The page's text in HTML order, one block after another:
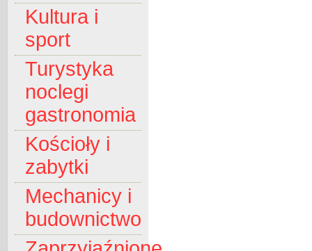
Kultura i
sport
Turystyka
noclegi
gastronomia
Kościoły i
zabytki
Mechanicy i
budownictwo